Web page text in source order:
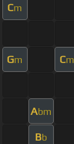
Cm
Gm Cm
Abm
Bb